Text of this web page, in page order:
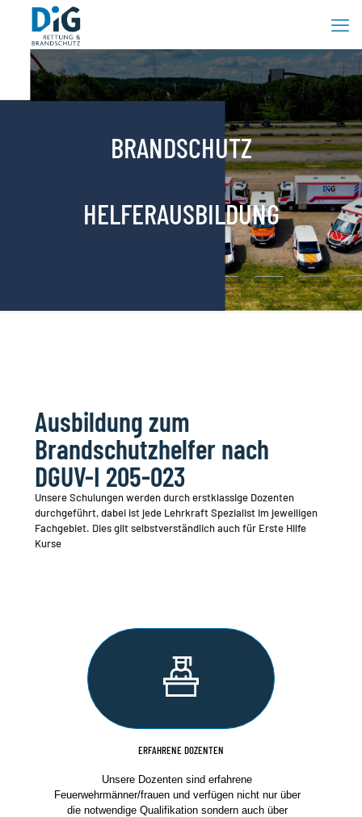
BRANDSCHUTZ
HELFERAUSBILDUNG
Ausbildung zum
Brandschutzhelfer nach
DGUV-I 205-023
Unsere Schulungen werden durch erstklassige Dozenten
durchgeführt, dabei ist jede Lehrkraft Spezialist im jeweiligen
Fachgebiet. Dies gilt selbstverständlich auch für Erste Hilfe
Kurse
ERFAHRENE DOZENTEN
Unsere Dozenten sind erfahrene
Feuerwehrmänner/frauen und verfügen nicht nur über
die notwendige Qualifikation sondern auch über